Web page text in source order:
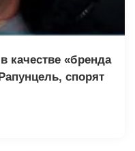
качестве «бренда
спорят